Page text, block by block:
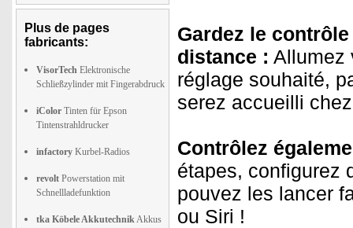
Plus de pages
fabricants:
VisorTech Elektronische
Schließzylinder mit Fingerabdruck
iColor Tinten für Epson
Tintenstrahldrucker
infactory Kurbel-Radios
revolt Powerstation mit
Schnellladefunktion
tka Köbele AkkutechnikAkkus
Gardez le
distance : Allumez
réglage souhaité,
serez accueilli
Contrôlez
étapes, configurez
pouvez les lancer
ou Siri !